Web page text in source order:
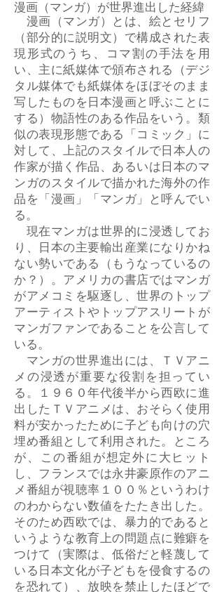
漫画（マンガ）が世界進出した経緯
漫画（マンガ）とは、絵とセリフ
（部分的に説明文）で構成された表
現形式のうち、コマ割の手法を用
い、主に紙媒体で頒布される（デジ
タル媒体でも紙媒体をほぼそのまま
写したものを日本漫画と呼ぶことに
する）物語性のある作品をいう。類
似の表現形態である「コミック」に
対して、上記のスタイルで日本人の
作家が描く作品、あるいは日本のマ
ンガのスタイルで描かれた海外の作
品を「漫画」「マンガ」と呼んでい
る。
現在マンガは世界的に浸透してお
り、日本の主要輸出産業になりかね
ない勢いである（もうなっているの
か？）。アメリカの書店ではマンガ
がアメコミを駆逐し、世界のトップ
アーティストやトップアスリートが
マンガファンであることを公言して
いる。
マンガの世界進出には、ＴＶアニ
メの浸透が重要な役割を担ってい
る。１９６０年代後半から西欧に進
出したＴＶアニメは、おそらく使用
料が安かったために子ども向けの穴
埋め番組として利用された。ところ
が、この番組が想定外に大ヒット
し、フランスでは永井豪原作のアニ
メ番組が視聴率１００％というわけ
のわからない数値をたたき出した。
そのため西欧では、暴力的であると
いうような教育上の問題点に難癖を
つけて（実際は、低俗だと軽蔑して
いる日本文化が子どもを侵食するの